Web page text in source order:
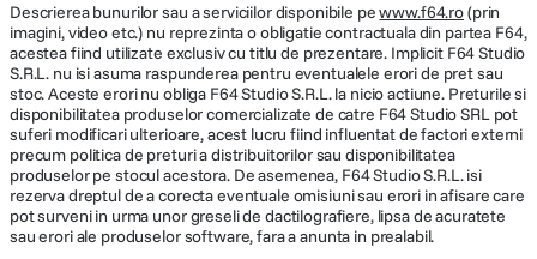
Descrierea bunurilor sau a serviciilor disponibile pewww.f64.ro(prin
imagini, video etc.) nu reprezinta o obligatie contractuala din partea F64,
acestea fiind utilizate exclusiv cu titlu de prezentare. Implicit F64 Studio
S.R.L. nu isi asuma raspunderea pentru eventualele erori de pret sau
stoc. Aceste erori nu obliga F64 Studio S.R.L. la nicio actiune. Preturile si
disponibilitatea produselor comercializate de catre F64 Studio SRL pot
suferi modificari ulterioare, acest lucru fiind influentat de factori externi
precum politica de preturi a distribuitorilor sau disponibilitatea
produselor pe stocul acestora. De asemenea, F64 Studio S.R.L. isi
rezerva dreptul de a corecta eventuale omisiuni sau erori in afisare care
pot surveni in urma unor greseli de dactilografiere, lipsa de acuratete
sau erori ale produselor software, fara a anunta in prealabil.